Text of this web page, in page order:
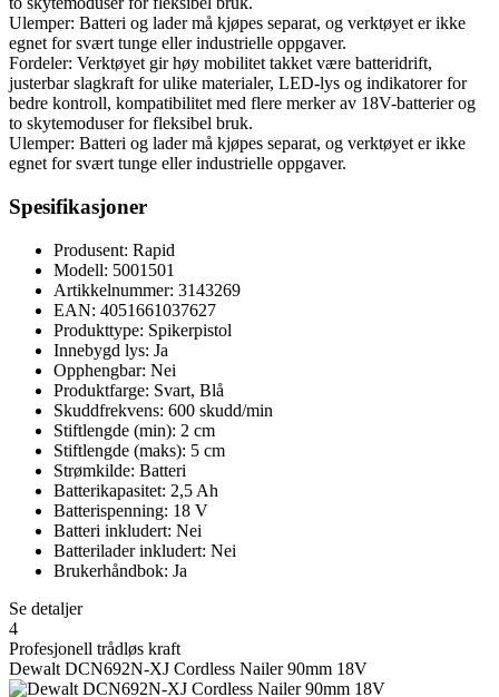
Ulemper: Batteri og lader må kjøpes separat, og verktøyet er ikke
egnet for svært tunge eller industrielle oppgaver.
Fordeler: Verktøyet gir høy mobilitet takket være batteridrift,
justerbar slagkraft for ulike materialer, LED-lys og indikatorer for
bedre kontroll, kompatibilitet med flere merker av 18V-batterier og
to skytemoduser for fleksibel bruk.
Ulemper: Batteri og lader må kjøpes separat, og verktøyet er ikke
egnet for svært tunge eller industrielle oppgaver.
Spesifikasjoner
Produsent: Rapid
Modell: 5001501
Artikkelnummer: 3143269
EAN: 4051661037627
Produkttype: Spikerpistol
Innebygd lys: Ja
Opphengbar: Nei
Produktfarge: Svart, Blå
Skuddfrekvens: 600 skudd/min
Stiftlengde (min): 2 cm
Stiftlengde (maks): 5 cm
Strømkilde: Batteri
Batterikapasitet: 2,5 Ah
Batterispenning: 18 V
Batteri inkludert: Nei
Batterilader inkludert: Nei
Brukerhåndbok: Ja
Se detaljer
4
Profesjonell trådløs kraft
Dewalt DCN692N-XJ Cordless Nailer 90mm 18V